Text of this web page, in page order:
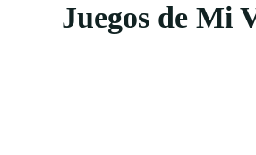
Juegos de Mi